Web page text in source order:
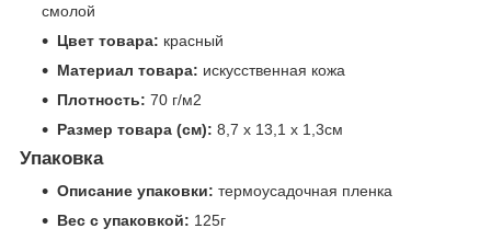
смолой
Цвет товара: красный
Материал товара: искусственная кожа
Плотность: 70 г/м2
Размер товара (см): 8,7 х 13,1 х 1,3см
Упаковка
Описание упаковки: термоусадочная пленка
Вес с упаковкой: 125г